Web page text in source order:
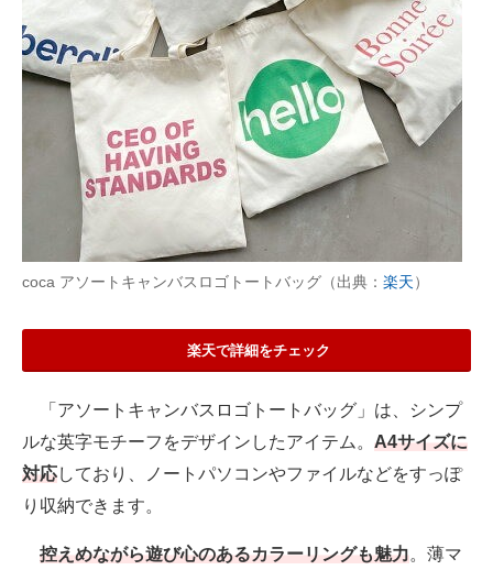
coca アソートキャンバスロゴトートバッグ（出典： 楽天）
楽天で詳細をチェック
「アソートキャンバスロゴトートバッグ」は、シンプ
ルな英字モチーフをデザインしたアイテム。 A4サイズに
対応しており、ノートパソコンやファイルなどをすっぽ
り収納できます。
控えめながら遊び心のあるカラーリングも魅力。薄マ